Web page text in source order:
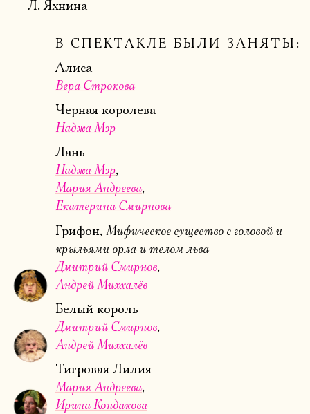
Л. Яхнина
В СПЕКТАКЛЕ БЫЛИ ЗАНЯТЫ:
Алиса
Вера Строкова
Черная королева
Наджа Мэр
Лань
Наджа Мэр
Мария Андреева
Екатерина Смирнова
Грифон, Мифическое существо с головой и
крыльями орла и телом льва
Дмитрий Смирнов
Андрей Миххалёв
Белый король
Дмитрий Смирнов
Андрей Миххалёв
Тигровая Лилия
Мария Андреева
Ирина Кондакова